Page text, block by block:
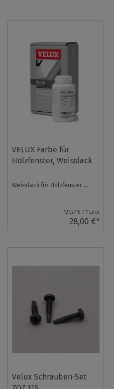
VELUX Farbe für
Holzfenster, Weisslack
Weisslack für Holzfenster ...
127,27 € / 1 Liter
28,00 €*
Velux Schrauben-Set